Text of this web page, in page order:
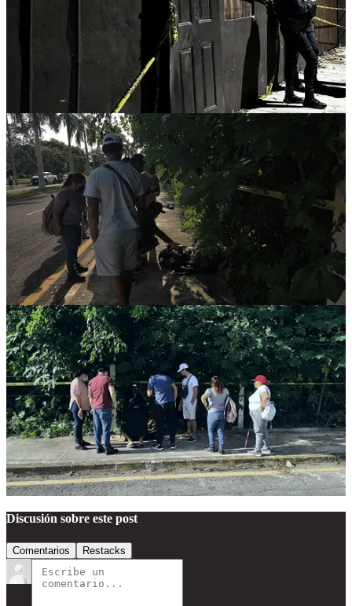
La gobernadora Mara Lezama Espinosa reiteró su compromiso
contra la impunidad durante el programa “La Voz del Pueblo”,
afirmando que
“se investiga hasta las últimas consecuencias para
aplicar la ley sin excepciones ni privilegios”.
En un mensaje en
redes sociales, actualizó que el caso se sigue en la Mesa de
Seguridad estatal y llamó a las familias a verificar los restos de sus
“No habrá impunidad en el caso de Casa Xibalbá; se
hará justicia a las familias afectadas”, enfatizó, destacando el
impacto emocional y el riesgo sanitario del descarte ilegal.
Vecinos cuestionan la apatía de las autoridades, comparándolo con
el escrutinio estricto en construcciones menores. Colectivos de
protección animal y afectados han convocado una manifestación a
las 6 de la tarde en la FGE de Chetumal para exigir responsabilidad
penal –más allá de multas– y una auditoría a otros servicios
similares. A las 8 de la noche, se realizará una vigilia en memoria de
las mascotas, simbolizando el duelo por una “despedida digna” que
nunca ocurrió.
Mientras peritos numeran y catalogan los indicios bajo un sol
abrasador, el caso trasciende el fraude económico: es un desastre
sanitario con potencial de contaminación en la zona, y un
recordatorio de la vulnerabilidad de quienes ven a sus mascotas
como familia. La FGE y PPA colaboran con el gobierno municipal
de Othón P. Blanco para esclarecer el tiempo de operación ilegal –
posiblemente años– y el alcance total, en un suceso que ha sacudido
la confianza en estos servicios en Quintana Roo. Las investigaciones
prosiguen, y se espera que la cifra de cuerpos y denuncias siga en
aumento.
1
Compartir
Discusión sobre este post
Comentarios Restacks